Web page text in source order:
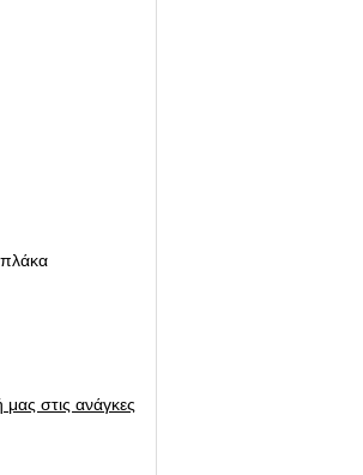
στις ανάγκες